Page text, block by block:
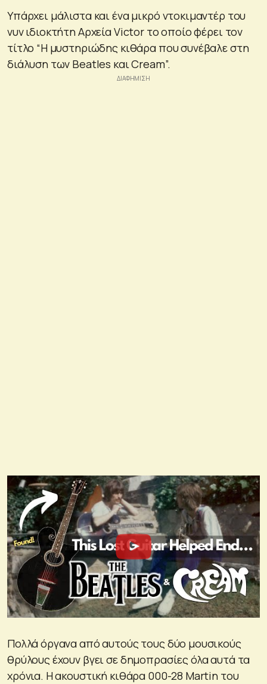
Υπάρχει μάλιστα και ένα μικρό ντοκιμαντέρ του
νυν ιδιοκτήτη Αρχεία Victor το οποίο φέρει τον
τίτλο “Η μυστηριώδης κιθάρα που συνέβαλε στη
διάλυση των Beatles και Cream”.
Πολλά όργανα από αυτούς τους δύο μουσικούς
θρύλους έχουν βγει σε δημοπρασίες όλα αυτά τα
χρόνια. Η ακουστική κιθάρα 000-28 Martin του